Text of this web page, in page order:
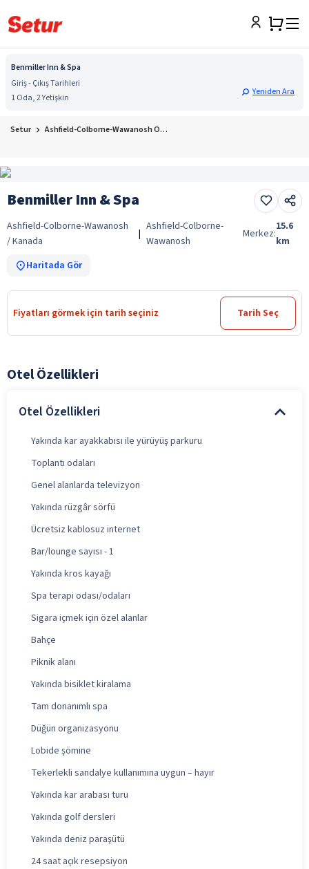
Benmiller Inn & Spa
Giriş - Çıkış Tarihleri
1 Oda, 2 Yetişkin
Yeniden Ara
Setur Ashfield-Colborne-Wawanosh Otelleri
Benmiller Inn & Spa
Ashfield-Colborne-Wawanosh
/ Kanada
|
Ashfield-Colborne-
Wawanosh
Merkez:
15.6
km
Haritada Gör
Fiyatları görmek için tarih seçiniz Tarih Seç
Otel Özellikleri
Otel Özellikleri
Yakında kar ayakkabısı ile yürüyüş parkuru
Toplantı odaları
Genel alanlarda televizyon
Yakında rüzgâr sörfü
Ücretsiz kablosuz internet
Bar/lounge sayısı - 1
Yakında kros kayağı
Spa terapi odası/odaları
Sigara içmek için özel alanlar
Bahçe
Piknik alanı
Yakında bisiklet kiralama
Tam donanımlı spa
Düğün organizasyonu
Lobide şömine
Tekerlekli sandalye kullanımına uygun – hayır
Yakında kar arabası turu
Yakında golf dersleri
Yakında deniz paraşütü
24 saat açık resepsiyon